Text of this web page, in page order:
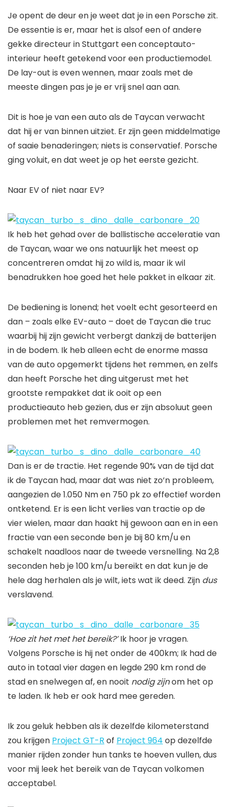
Je opent de deur en je weet dat je in een Porsche zit.
De essentie is er, maar het is alsof een of andere
gekke directeur in Stuttgart een conceptauto-
interieur heeft getekend voor een productiemodel.
De lay-out is even wennen, maar zoals met de
meeste dingen pas je je er vrij snel aan aan.
Dit is hoe je van een auto als de Taycan verwacht
dat hij er van binnen uitziet. Er zijn geen middelmatige
of saaie benaderingen; niets is conservatief. Porsche
ging voluit, en dat weet je op het eerste gezicht.
Naar EV of niet naar EV?
Ik heb het gehad over de ballistische acceleratie van
de Taycan, waar we ons natuurlijk het meest op
concentreren omdat hij zo wild is, maar ik wil
benadrukken hoe goed het hele pakket in elkaar zit.
De bediening is lonend; het voelt echt gesorteerd en
dan – zoals elke EV-auto – doet de Taycan die truc
waarbij hij zijn gewicht verbergt dankzij de batterijen
in de bodem. Ik heb alleen echt de enorme massa
van de auto opgemerkt tijdens het remmen, en zelfs
dan heeft Porsche het ding uitgerust met het
grootste rempakket dat ik ooit op een
productieauto heb gezien, dus er zijn absoluut geen
problemen met het remvermogen.
Dan is er de tractie. Het regende 90% van de tijd dat
ik de Taycan had, maar dat was niet zo’n probleem,
aangezien de 1.050 Nm en 750 pk zo effectief worden
ontketend. Er is een licht verlies van tractie op de
vier wielen, maar dan haakt hij gewoon aan en in een
fractie van een seconde ben je bij 80 km/u en
schakelt naadloos naar de tweede versnelling. Na 2,8
seconden heb je 100 km/u bereikt en dat kun je de
hele dag herhalen als je wilt, iets wat ik deed. Zijn dus
verslavend.
‘Hoe zit het met het bereik?’Ik hoor je vragen.
Volgens Porsche is hij net onder de 400km; Ik had de
auto in totaal vier dagen en legde 290 km rond de
stad en snelwegen af, en nooit nodig zijnom het op
te laden. Ik heb er ook hard mee gereden.
Ik zou geluk hebben als ik dezelfde kilometerstand
zou krijgen Project GT-R of Project 964 op dezelfde
manier rijden zonder hun tanks te hoeven vullen, dus
voor mij leek het bereik van de Taycan volkomen
acceptabel.